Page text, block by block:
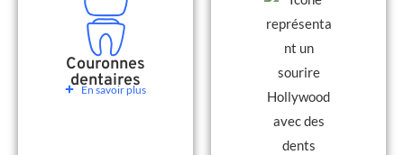
Couronnes
dentaires
En savoir plus